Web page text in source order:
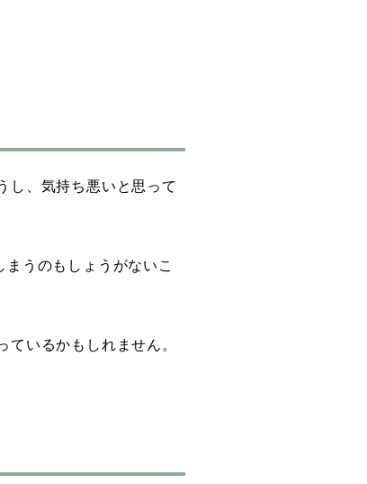
し、気持ち悪いと思って
うのもしょうがないこ
いるかもしれません。